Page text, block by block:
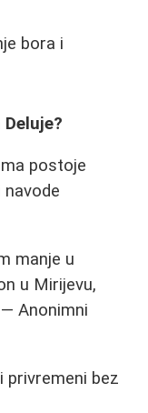
bora i
postoje
navode
manje u
u Mirijevu,
Anonimni
privremeni bez